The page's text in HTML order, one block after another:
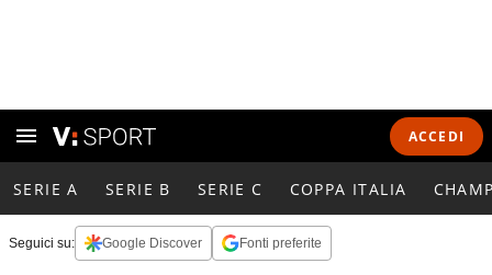
ACCEDI
SERIE A SERIE B SERIE C COPPA ITALIA
Seguici su: Google Discover Fonti preferite